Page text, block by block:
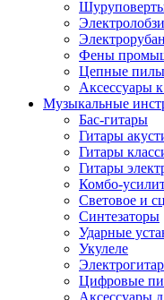
Фены
Цепные пилы
Аксессуары
Музыкальные
Бас-гитары
Гитары
Гитары
Гитары
Комбо-
Световое и
Синтезаторы
Ударные
Укулеле
Цифровые
Аксессуары